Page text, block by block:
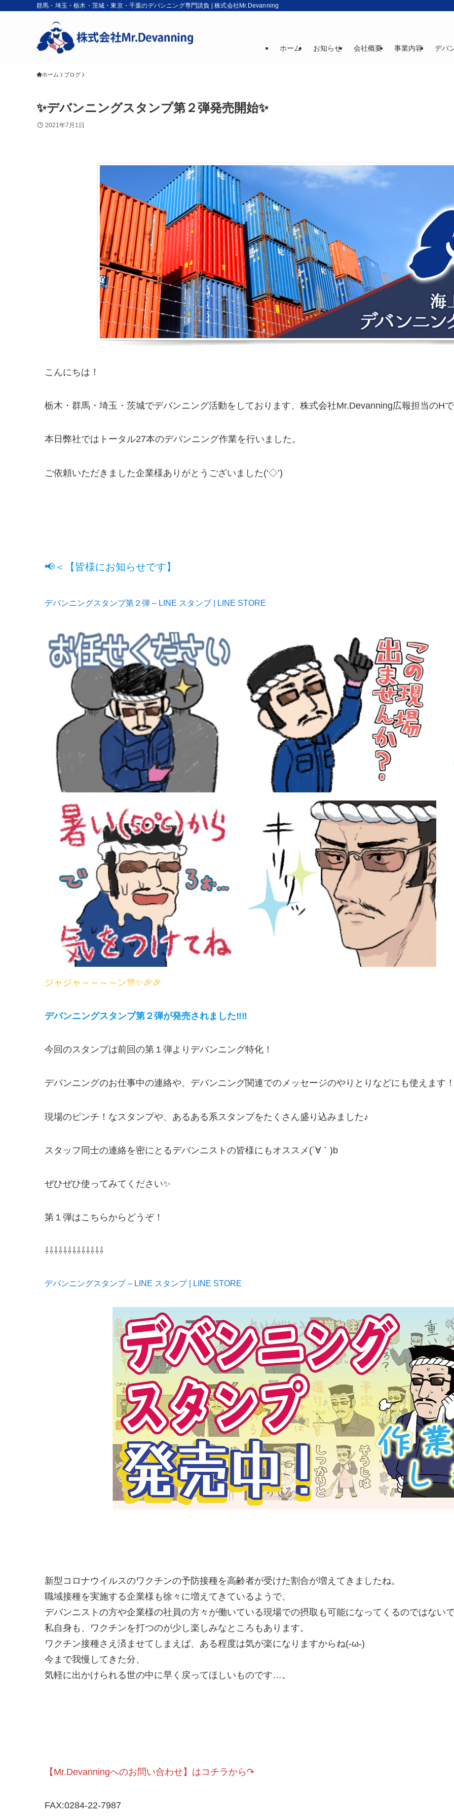
群馬・埼玉・栃木・茨城・東京・千葉のデバンニング専門請負 | 株式会社Mr.Devanning
ホーム お知らせ 会社概要 事業内容 デバ
ホーム ブログ
✨デバンニングスタンプ第２弾発売開始✨
2021年7月1日
こんにちは！
栃木・群馬・埼玉・茨城でデバンニング活動をしております、株式会社Mr.Devanning広報担当のH
本日弊社ではトータル27本のデバンニング作業を行いました。
ご依頼いただきました企業様ありがとうございました(‘◇’)ゞ
📢＜【皆様にお知らせです】
デバンニングスタンプ第２弾 – LINE スタンプ | LINE STORE
ジャジャ～～～～ン🎊✨🎉🎉
デバンニングスタンプ第２弾が発売されました‼‼
今回のスタンプは前回の第１弾よりデバンニング特化！
デバンニングのお仕事中の連絡や、デバンニング関連でのメッセージのやりとりなどにも使えます
現場のピンチ！なスタンプや、あるある系スタンプをたくさん盛り込みました♪
スタッフ同士の連絡を密にとるデバンニストの皆様にもオススメ(´∀｀)b
ぜひぜひ使ってみてください✨
第１弾はこちらからどうぞ！
⇩⇩⇩⇩⇩⇩⇩⇩⇩⇩⇩⇩⇩
デバンニングスタンプ – LINE スタンプ | LINE STORE
新型コロナウイルスのワクチンの予防接種を高齢者が受けた割合が増えてきましたね。
職域接種を実施する企業様も徐々に増えてきているようで、
デバンニストの方や企業様の社員の方々が働いている現場での摂取も可能になってくるのではない
私自身も、ワクチンを打つのが少し楽しみなところもあります。
ワクチン接種さえ済ませてしまえば、ある程度は気が楽になりますからね(-ω-)
今まで我慢してきた分、
気軽に出かけられる世の中に早く戻ってほしいものです…。
【Mr.Devanningへのお問い合わせ】はコチラから↷
FAX:0284-22-7987